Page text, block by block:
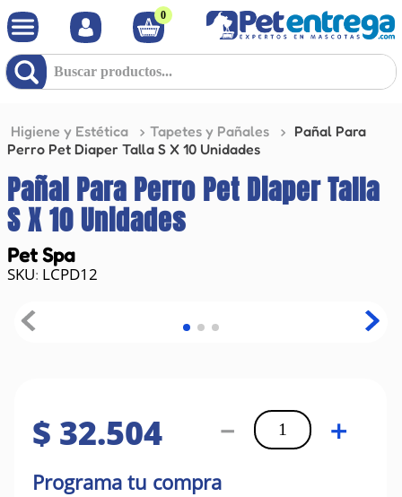
0
Buscar productos...
Higiene y Estética Tapetes y Pañales
Pañal Para
Perro Pet Diaper Talla S X 10 Unidades
Pañal Para Perro Pet Diaper Talla
S X 10 Unidades
Pet Spa
: LCPD12
$ 32.504 ＋
－
Programa tu compra